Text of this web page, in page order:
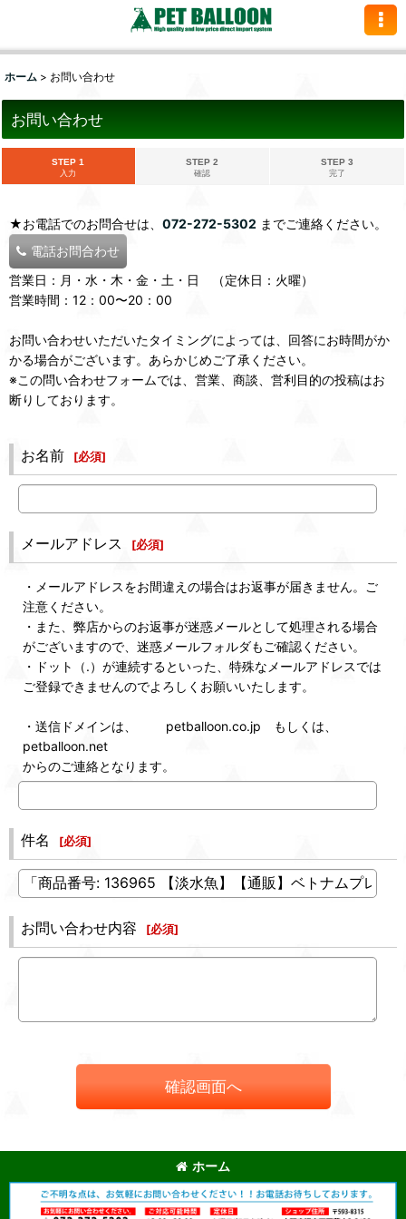
ホーム > お問い合わせ
お問い合わせ
STEP 1
入力
STEP 2
確認
STEP 3
完了
★お電話でのお問合せは、 072-272-5302 までご連絡ください。
電話お問合わせ
営業日：月・水・木・金・土・日 （定休日：火曜）
営業時間：12：00〜20：00
お問い合わせいただいたタイミングによっては、回答にお時間がか
かる場合がございます。あらかじめご了承ください。
※この問い合わせフォームでは、営業、商談、営利目的の投稿はお
断りしております。
お名前 [必須]
メールアドレス [必須]
・メールアドレスをお間違えの場合はお返事が届きません。ご
注意ください。
・また、弊店からのお返事が迷惑メールとして処理される場合
がございますので、迷惑メールフォルダもご確認ください。
・ドット（.）が連続するといった、特殊なメールアドレスでは
ご登録できませんのでよろしくお願いいたします。
・送信ドメインは、 petballoon.co.jp もしくは、
petballoon.net
からのご連絡となります。
件名 [必須]
お問い合わせ内容 [必須]
確認画面へ
ホーム